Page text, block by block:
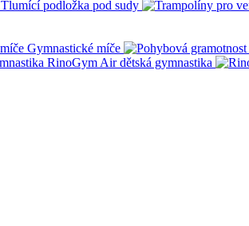
Tlumící podložka pod sudy
Gymnastické míče
RinoGym Air dětská gymnastika